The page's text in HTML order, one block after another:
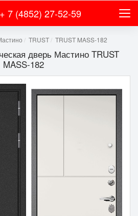
+ 7 (4852) 27-52-59
TRUST TRUST MASS-182
дверь Мастино TRUST
MASS-182